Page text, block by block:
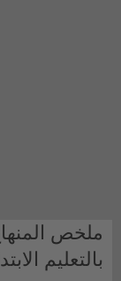
ملخص
بالتعليم